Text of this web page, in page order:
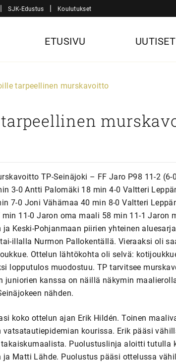
| SJK-Edustus | Koulutukset
ETUSIVU UUTISET
tarpeellinen murskavoitto
TP-Seinäjoki – FF Jaro P98 11-2
3-0 Antti Palomäki 18 min 4-0 Valtteri
7-0 Joni Vähämaa 40 min 8-0 Valtteri
11-0 Jaron oma maali 58 min 11-1 Jaron
Keski-Pohjanmaan piirien yhteinen
illalla Nurmon Pallokentällä. Vieraaksi oli
Ottelun lähtökohta oli selvä:
lopputulos muodostuu. TP tarvitsee
juniorien kanssa on näillä näkymin
nähden.
koko ottelun ajan Erik Hildén. Toinen
vatsatautiepidemian kourissa. Erik pääsi
Puolustuslinja aloitti tutulla
ja Matti Lähde. Puolustus pääsi ottelussa